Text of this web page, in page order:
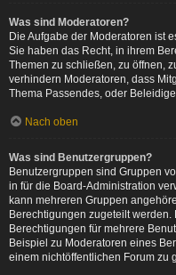
Was sind Moderatoren?
Die Aufgabe der Moderatoren ist
Sie haben das Recht, in ihrem
Themen zu schließen, zu öffnen,
verhindern Moderatoren, dass
Thema Passendes, oder
Nach oben
Was sind Benutzergruppen?
Benutzergruppen sind Gruppen
in für die Board-Administration
kann mehreren Gruppen
Berechtigungen zugeteilt
Berechtigungen für mehrere
Beispiel zu Moderatoren eines
einem nichtöffentlichen Forum zu